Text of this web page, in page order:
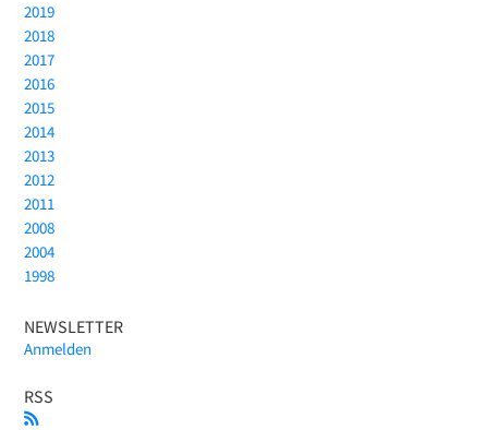
2019
2018
2017
2016
2015
2014
2013
2012
2011
2008
2004
1998
NEWSLETTER
Anmelden
RSS